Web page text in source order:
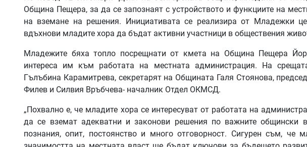
Община Пещера, за да се запознаят с устройството и функциите на
на вземане на решения. Инициативата се реализира от Младежки
вдъхнови младите хора да бъдат активни участници в обществения
Младежите бяха топло посрещнати от кмета на Община Пещера
интереса им към работата на местната администрация. На
Гълъбина Карамитрева, секретарят на Общината Галя Стоянова,
Филев и Силвия Връбчева- началник Отдел ОКМСД.
„Похвално е, че младите хора се интересуват от работата на
да се вземат адекватни и законови решения по важните общински
познания, опит, постоянство и много отговорност. Сигурен съм, че